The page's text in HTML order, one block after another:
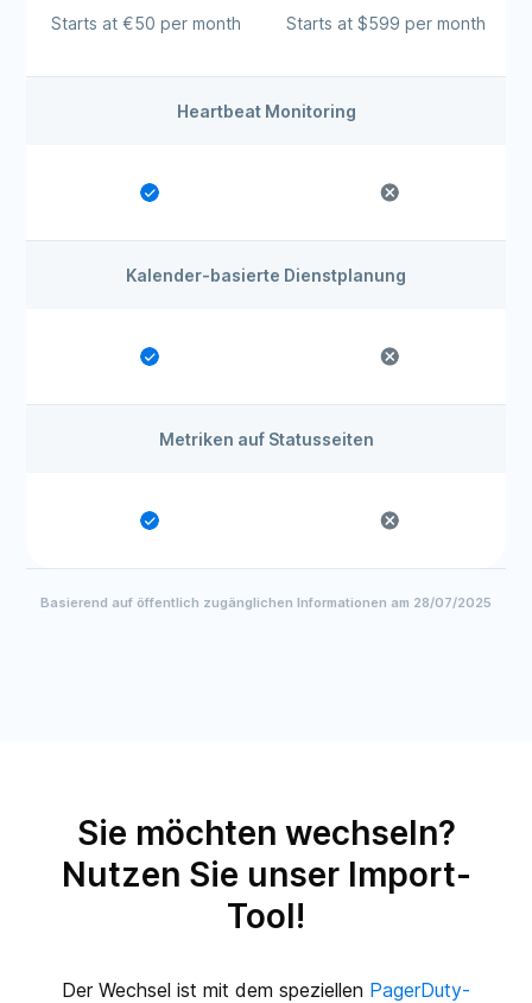
Starts at €50 per month Starts at $599 per month
Heartbeat Monitoring
Kalender-basierte Dienstplanung
Metriken auf Statusseiten
Basierend auf öffentlich zugänglichen Informationen am 28/07/2025
Sie möchten wechseln?
Nutzen Sie unser Import-
Tool!
Der Wechsel ist mit dem speziellen PagerDuty-